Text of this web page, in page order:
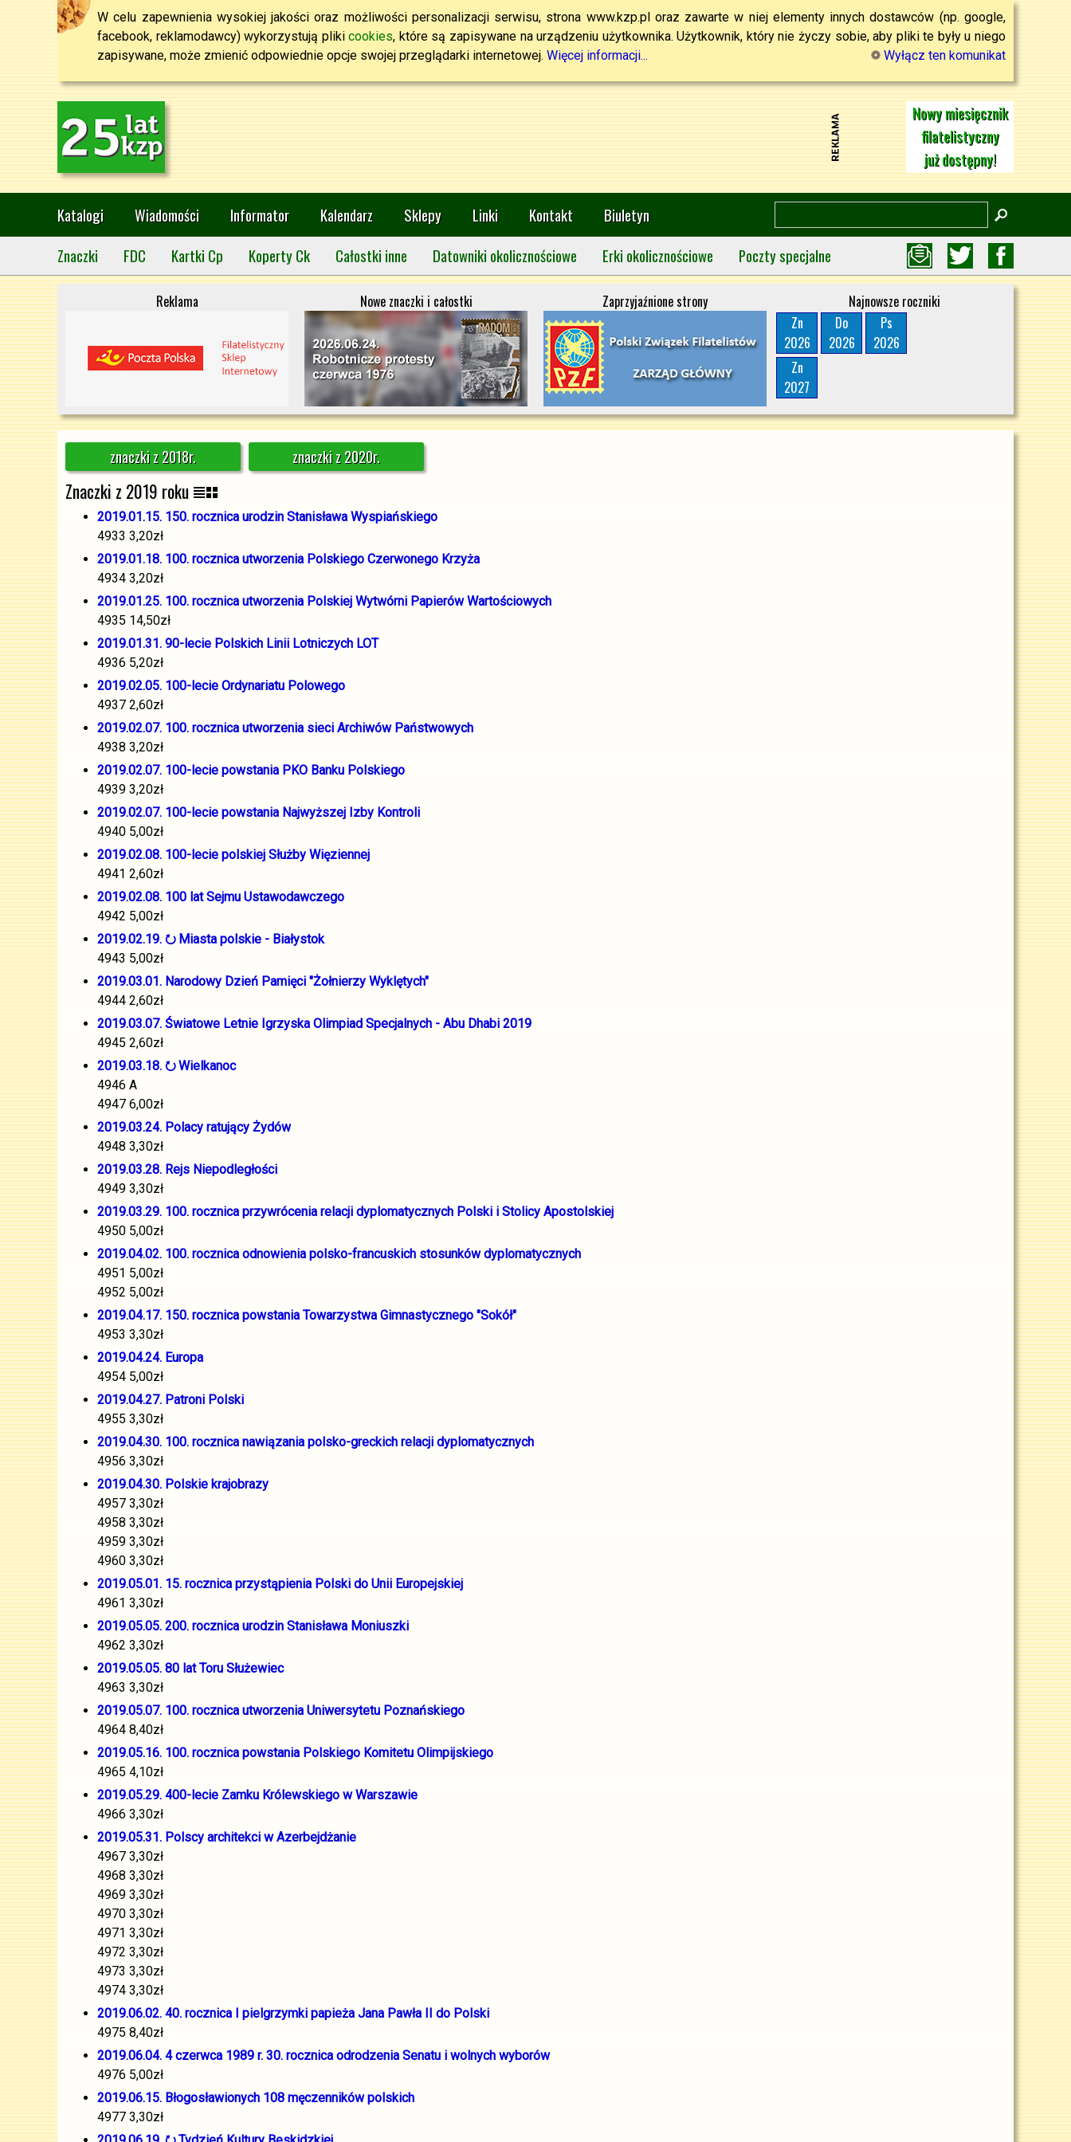
W celu zapewnienia wysokiej jakości oraz możliwości personalizacji serwisu, strona www.kzp.pl oraz zawarte w niej elementy innych dostawców (np. google,
facebook, reklamodawcy) wykorzystują plikicookies, które są zapisywane na urządzeniu użytkownika. Użytkownik, który nie życzy sobie, aby pliki te były u niego
zapisywane, może zmienić odpowiednie opcje swojej przeglądarki internetowej. Więcej informacji... Wyłącz ten komunikat
Nowy miesięcznik
filatelistyczny
już dostępny!
Katalogi Wiadomości Informator Kalendarz Sklepy Linki Kontakt
Biuletyn
Znaczki
FDC Kartki Cp Koperty Ck Całostki inne Datowniki okolicznościowe Erki okolicznościowe Poczty specjalne
Reklama Nowe znaczki i całostki Zaprzyjaźnione strony
Najnowsze roczniki
Zn
2026
Do
2026
Ps
2026
Zn
2027
znaczki z 2018r. znaczki z 2020r.
Znaczki z 2019 roku
2019.01.15. 150. rocznica urodzin Stanisława Wyspiańskiego
4933 3,20zł
2019.01.18. 100. rocznica utworzenia Polskiego Czerwonego Krzyża
4934 3,20zł
2019.01.25. 100. rocznica utworzenia Polskiej Wytwórni Papierów Wartościowych
4935 14,50zł
2019.01.31. 90-lecie Polskich Linii Lotniczych LOT
4936 5,20zł
2019.02.05. 100-lecie Ordynariatu Polowego
4937 2,60zł
2019.02.07. 100. rocznica utworzenia sieci Archiwów Państwowych
4938 3,20zł
2019.02.07. 100-lecie powstania PKO Banku Polskiego
4939 3,20zł
2019.02.07. 100-lecie powstania Najwyższej Izby Kontroli
4940 5,00zł
2019.02.08. 100-lecie polskiej Służby Więziennej
4941 2,60zł
2019.02.08. 100 lat Sejmu Ustawodawczego
4942 5,00zł
2019.02.19. ⭮ Miasta polskie - Białystok
4943 5,00zł
2019.03.01. Narodowy Dzień Pamięci "Żołnierzy Wyklętych"
4944 2,60zł
2019.03.07. Światowe Letnie Igrzyska Olimpiad Specjalnych - Abu Dhabi 2019
4945 2,60zł
2019.03.18. ⭮ Wielkanoc
4946 A
4947 6,00zł
2019.03.24. Polacy ratujący Żydów
4948 3,30zł
2019.03.28. Rejs Niepodległości
4949 3,30zł
2019.03.29. 100. rocznica przywrócenia relacji dyplomatycznych Polski i Stolicy Apostolskiej
4950 5,00zł
2019.04.02. 100. rocznica odnowienia polsko-francuskich stosunków dyplomatycznych
4951 5,00zł
4952 5,00zł
2019.04.17. 150. rocznica powstania Towarzystwa Gimnastycznego "Sokół"
4953 3,30zł
2019.04.24. Europa
4954 5,00zł
2019.04.27. Patroni Polski
4955 3,30zł
2019.04.30. 100. rocznica nawiązania polsko-greckich relacji dyplomatycznych
4956 3,30zł
2019.04.30. Polskie krajobrazy
4957 3,30zł
4958 3,30zł
4959 3,30zł
4960 3,30zł
2019.05.01. 15. rocznica przystąpienia Polski do Unii Europejskiej
4961 3,30zł
2019.05.05. 200. rocznica urodzin Stanisława Moniuszki
4962 3,30zł
2019.05.05. 80 lat Toru Służewiec
4963 3,30zł
2019.05.07. 100. rocznica utworzenia Uniwersytetu Poznańskiego
4964 8,40zł
2019.05.16. 100. rocznica powstania Polskiego Komitetu Olimpijskiego
4965 4,10zł
2019.05.29. 400-lecie Zamku Królewskiego w Warszawie
4966 3,30zł
2019.05.31. Polscy architekci w Azerbejdżanie
4967 3,30zł
4968 3,30zł
4969 3,30zł
4970 3,30zł
4971 3,30zł
4972 3,30zł
4973 3,30zł
4974 3,30zł
2019.06.02. 40. rocznica I pielgrzymki papieża Jana Pawła II do Polski
4975 8,40zł
2019.06.04. 4 czerwca 1989 r. 30. rocznica odrodzenia Senatu i wolnych wyborów
4976 5,00zł
2019.06.15. Błogosławionych 108 męczenników polskich
4977 3,30zł